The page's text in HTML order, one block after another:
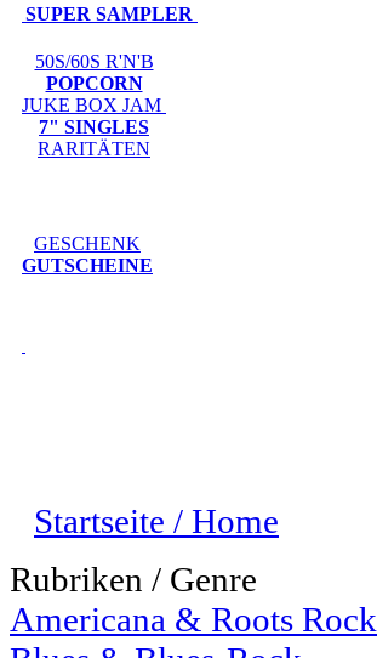
SUPER SAMPLER
50S/60S R'N'B
POPCORN
JUKE BOX JAM
7" SINGLES
RARITÄTEN
GESCHENK
GUTSCHEINE
Startseite / Home
Rubriken / Genre
Americana & Roots Rock